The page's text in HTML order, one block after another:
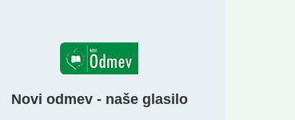
Novi odmev - naše glasilo